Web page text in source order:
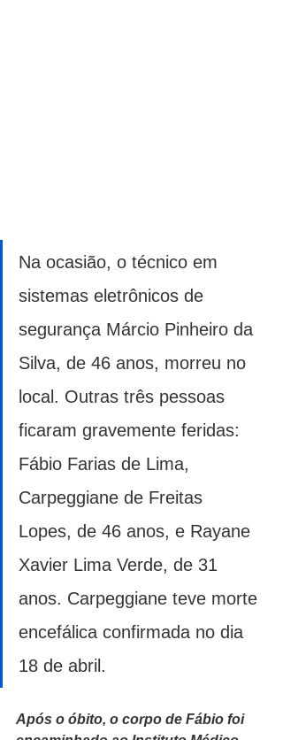
Na ocasião, o técnico em
sistemas eletrônicos de
segurança Márcio Pinheiro da
Silva, de 46 anos, morreu no
local. Outras três pessoas
ficaram gravemente feridas:
Fábio Farias de Lima,
Carpeggiane de Freitas
Lopes, de 46 anos, e Rayane
Xavier Lima Verde, de 31
anos. Carpeggiane teve morte
encefálica confirmada no dia
18 de abril.
Após o óbito, o corpo de Fábio foi